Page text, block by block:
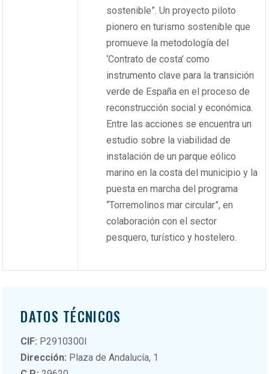
sostenible”. Un proyecto piloto
pionero en turismo sostenible que
promueve la metodología del
‘Contrato de costa’ como
instrumento clave para la transición
verde de España en el proceso de
reconstrucción social y económica.
Entre las acciones se encuentra un
estudio sobre la viabilidad de
instalación de un parque eólico
marino en la costa del municipio y la
puesta en marcha del programa
“Torremolinos mar circular”, en
colaboración con el sector
pesquero, turístico y hostelero.
DATOS TÉCNICOS
CIF: P2910300I
Dirección: Plaza de Andalucía, 1